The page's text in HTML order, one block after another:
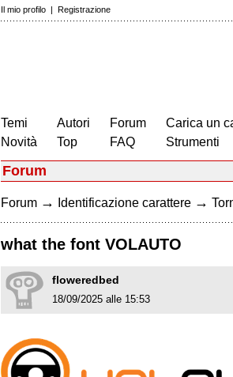
Il mio profilo | Registrazione
Temi
Novità
Autori
Top
Forum
FAQ
Carica un
Strumenti
Forum
Forum → Identificazione carattere →
what the font VOLAUTO
floweredbed
18/09/2025 alle 15:53